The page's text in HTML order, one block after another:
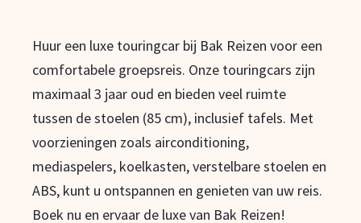
Huur een luxe touringcar bij Bak Reizen voor een
comfortabele groepsreis. Onze touringcars zijn
maximaal 3 jaar oud en bieden veel ruimte
tussen de stoelen (85 cm), inclusief tafels. Met
voorzieningen zoals airconditioning,
mediaspelers, koelkasten, verstelbare stoelen en
ABS, kunt u ontspannen en genieten van uw reis.
Boek nu en ervaar de luxe van Bak Reizen!